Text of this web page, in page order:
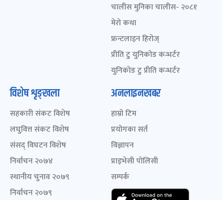
चालीस मुनिका चालीस- २०८१
मेरो कथा
फ्रन्टलाइन हिरोज्
प्रीति टु युनिकोड कन्भर्टर
युनिकोड टु प्रीति कन्भर्टर
विशेष शृङ्खला
सहकारी संकट विशेष
लघुवित्त संकट विशेष
संसद् विघटन विशेष
निर्वाचन २०७४
स्थानीय चुनाव २०७९
निर्वाचन २०७९
अनलाइनखबर
हाम्रो टिम
प्रयोगका सर्त
विज्ञापन
प्राइभेसी पोलिसी
सम्पर्क